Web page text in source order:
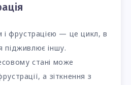
і фрустрацією — це цикл, в
підживлює іншу.
стані може
а зіткнення з